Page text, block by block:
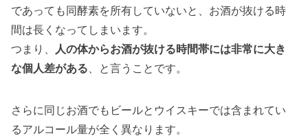
であっても同酵素を所有していないと、お酒が抜ける時
間は長くなってしまいます。
つまり、
人の体からお酒が抜ける時間帯には非常に大き
な個人差がある 、と言うことです。
さらに同じお酒でもビールとウイスキーでは含まれてい
るアルコール量が全く異なります。